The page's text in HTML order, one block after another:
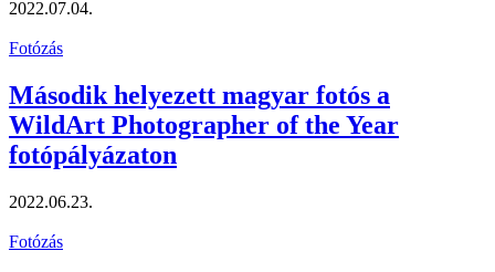
2022.07.04.
Fotózás
Második helyezett magyar fotós a
WildArt Photographer of the Year
fotópályázaton
2022.06.23.
Fotózás